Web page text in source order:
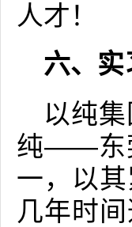
人才！
六、
以纯
纯——东
一，以
几年时